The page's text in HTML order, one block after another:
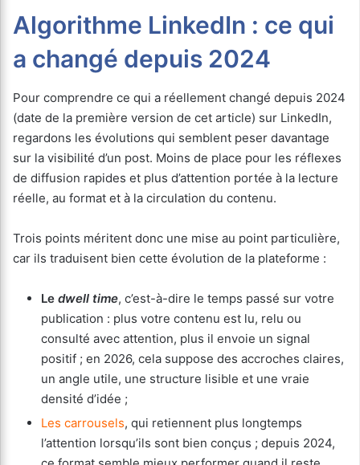
Algorithme LinkedIn : ce qui
a changé depuis 2024
Pour comprendre ce qui a réellement changé depuis 2024
(date de la première version de cet article) sur LinkedIn,
regardons les évolutions qui semblent peser davantage
sur la visibilité d’un post. Moins de place pour les réflexes
de diffusion rapides et plus d’attention portée à la lecture
réelle, au format et à la circulation du contenu.
Trois points méritent donc une mise au point particulière,
car ils traduisent bien cette évolution de la plateforme :
Le dwell time, c’est-à-dire le temps passé sur votre
publication : plus votre contenu est lu, relu ou
consulté avec attention, plus il envoie un signal
positif ; en 2026, cela suppose des accroches claires,
un angle utile, une structure lisible et une vraie
densité d’idée ;
Les carrousels, qui retiennent plus longtemps
l’attention lorsqu’ils sont bien conçus ; depuis 2024,